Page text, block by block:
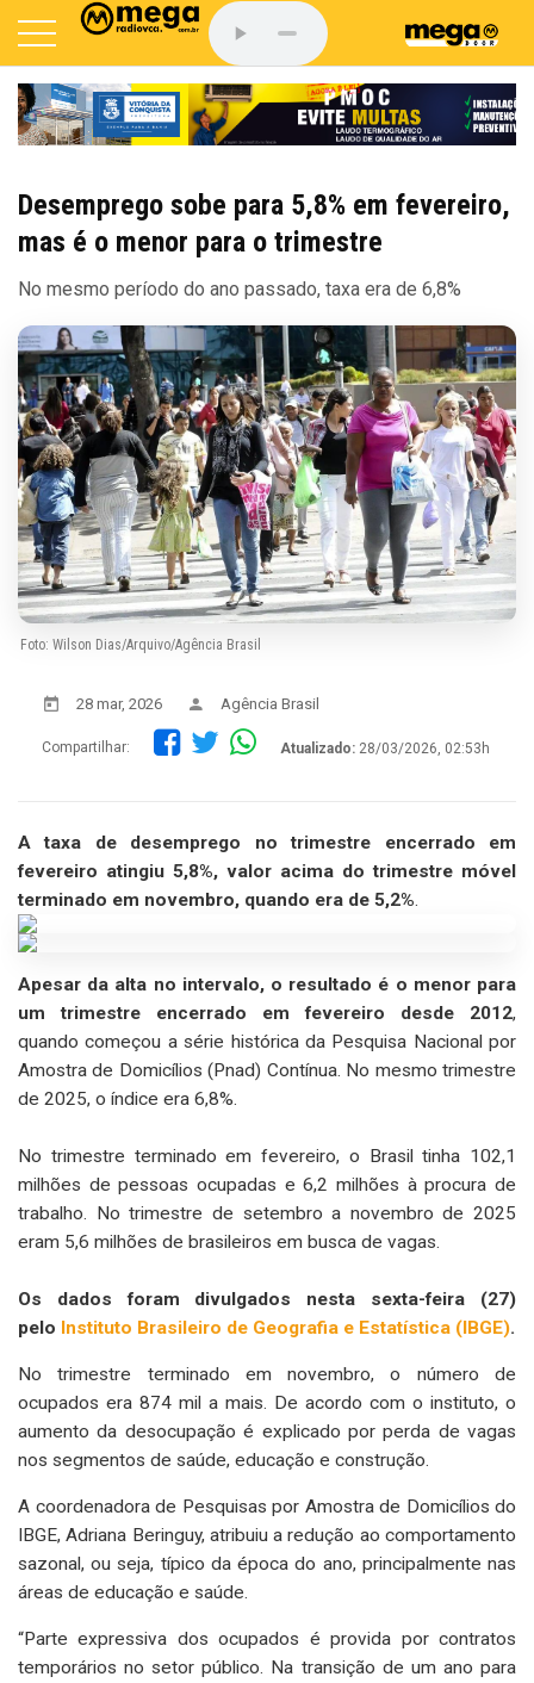
Desemprego sobe para 5,8% em fevereiro,
mas é o menor para o trimestre
No mesmo período do ano passado, taxa era de 6,8%
Foto: Wilson Dias/Arquivo/Agência Brasil
28 mar, 2026 Agência Brasil
Compartilhar: Atualizado: 28/03/2026, 02:53h
A taxa de desemprego no trimestre encerrado em
fevereiro atingiu 5,8%, valor acima do trimestre móvel
terminado em novembro, quando era de 5,2%.
Apesar da alta no intervalo, o resultado é o menor para
um trimestre encerrado em fevereiro desde 2012,
quando começou a série histórica da Pesquisa Nacional por
Amostra de Domicílios (Pnad) Contínua. No mesmo trimestre
de 2025, o índice era 6,8%.
No trimestre terminado em fevereiro, o Brasil tinha 102,1
milhões de pessoas ocupadas e 6,2 milhões à procura de
trabalho. No trimestre de setembro a novembro de 2025
eram 5,6 milhões de brasileiros em busca de vagas.
Os dados foram divulgados nesta sexta-feira (27)
pelo Instituto Brasileiro de Geografia e Estatística (IBGE).
No trimestre terminado em novembro, o número de
ocupados era 874 mil a mais. De acordo com o instituto, o
aumento da desocupação é explicado por perda de vagas
nos segmentos de saúde, educação e construção.
A coordenadora de Pesquisas por Amostra de Domicílios do
IBGE, Adriana Beringuy, atribuiu a redução ao comportamento
sazonal, ou seja, típico da época do ano, principalmente nas
áreas de educação e saúde.
“Parte expressiva dos ocupados é provida por contratos
temporários no setor público. Na transição de um ano para